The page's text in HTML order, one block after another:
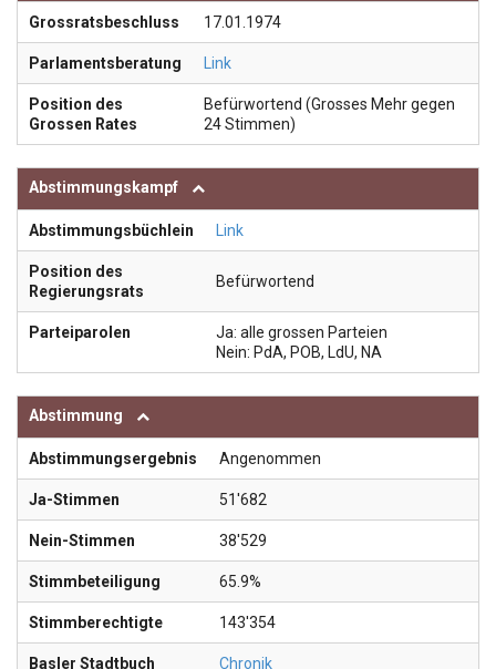
Grossratsbeschluss 17.01.1974
Parlamentsberatung Link
Position des
Grossen Rates
Befürwortend (Grosses Mehr gegen
24 Stimmen)
Abstimmungskampf
Abstimmungsbüchlein Link
Position des
Regierungsrats
Befürwortend
Parteiparolen
Ja: alle grossen Parteien
Nein: PdA, POB, LdU, NA
Abstimmung
Abstimmungsergebnis Angenommen
Ja-Stimmen 51'682
Nein-Stimmen 38'529
Stimmbeteiligung 65.9%
Stimmberechtigte 143'354
Basler Stadtbuch Chronik